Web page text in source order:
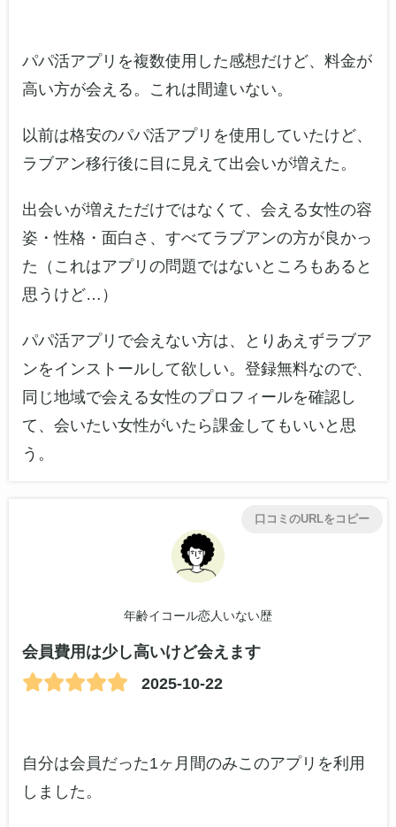
パパ活アプリを複数使用した感想だけど、料金が
高い方が会える。これは間違いない。
以前は格安のパパ活アプリを使用していたけど、
ラブアン移行後に目に見えて出会いが増えた。
出会いが増えただけではなくて、会える女性の容
姿・性格・面白さ、すべてラブアンの方が良かっ
た（これはアプリの問題ではないところもあると
思うけど…）
パパ活アプリで会えない方は、とりあえずラブア
ンをインストールして欲しい。登録無料なので、
同じ地域で会える女性のプロフィールを確認し
て、会いたい女性がいたら課金してもいいと思
う。
年齢イコール恋人いない歴
会員費用は少し高いけど会えます
2025-10-22
自分は会員だった1ヶ月間のみこのアプリを利用
しました。
口コミのURLをコピー